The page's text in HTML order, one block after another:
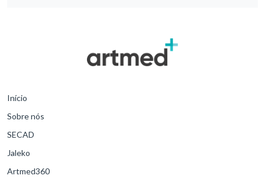
Início
Sobre nós
SECAD
Jaleko
Artmed360